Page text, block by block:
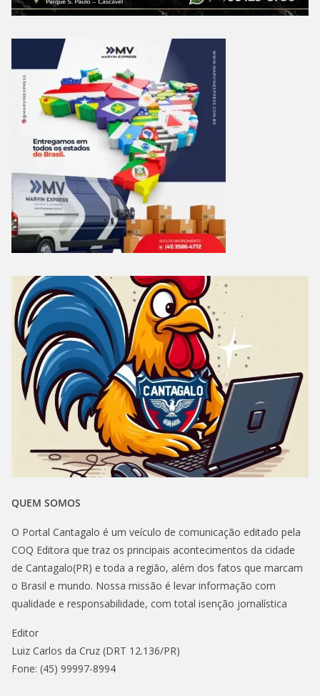
QUEM SOMOS
O Portal Cantagalo é um veículo de comunicação editado pela
COQ Editora que traz os principais acontecimentos da cidade
de Cantagalo(PR) e toda a região, além dos fatos que marcam
o Brasil e mundo. Nossa missão é levar informação com
qualidade e responsabilidade, com total isenção jornalística
Editor
Luiz Carlos da Cruz (DRT 12.136/PR)
Fone: (45) 99997-8994